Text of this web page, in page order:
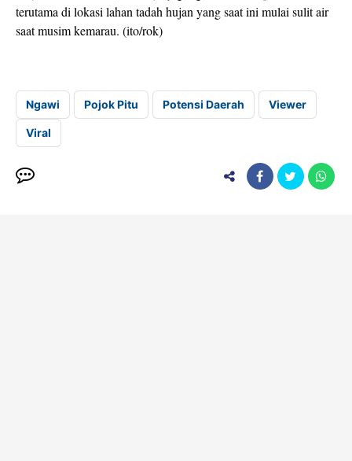
terutama di lokasi lahan tadah hujan yang saat ini mulai sulit air
saat musim kemarau. (ito/rok)
Ngawi Pojok Pitu Potensi Daerah Viewer
Viral